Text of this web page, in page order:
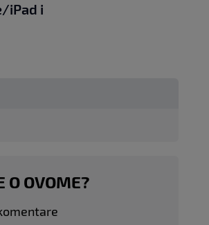
iPad i
O OVOME?